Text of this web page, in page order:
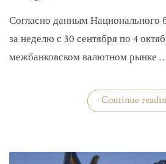
Согласно данным
за неделю с 30 сентября по 4
межбанковском валютном рынке
Continue